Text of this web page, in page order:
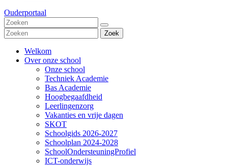
Ouderportaal
Zoek
Welkom
Over onze school
Onze school
Techniek Academie
Bas Academie
Hoogbegaafdheid
Leerlingenzorg
Vakanties en vrije dagen
SKOT
Schoolgids 2026-2027
Schoolplan 2024-2028
SchoolOndersteuningProfiel
ICT-onderwijs